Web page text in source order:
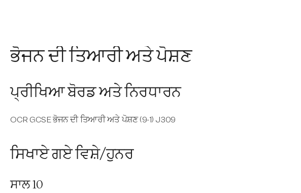
ਭੋਜਨ ਦੀ ਤਿਆਰੀ ਅਤੇ ਪੋਸ਼ਣ
ਪ੍ਰੀਖਿਆ ਬੋਰਡ ਅਤੇ ਨਿਰਧਾਰਨ
OCR GCSE ਭੋਜਨ ਦੀ ਤਿਆਰੀ ਅਤੇ ਪੋਸ਼ਣ (9-1) J309
ਸਿਖਾਏ ਗਏ ਵਿਸ਼ੇ/ਹੁਨਰ
ਸਾਲ 10